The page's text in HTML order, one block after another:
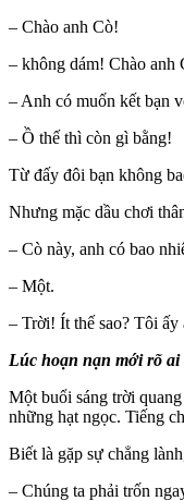
– Chào anh Cò!
– không dám! Chào anh
– Anh có muốn kết bạn
– Ồ thế thì còn gì bằng!
Từ đấy đôi bạn không
Nhưng mặc dầu chơi
– Cò này, anh có bao
– Một.
– Trời! Ít thế sao? Tôi
Lúc hoạn nạn mới rõ
Một buổi sáng trời
những hạt ngọc. Tiếng
Biết là gặp sự chẳng
– Chúng ta phải trốn